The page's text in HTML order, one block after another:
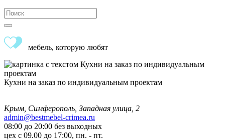
мебель, которую любят
Кухни на заказ по индивидуальным проектам
Крым, Симферополь, Западная улица, 2
admin@bestmebel-crimea.ru
08:00 до 20:00 без выходных
цех с 09.00 до 17:00, пн. - пт.